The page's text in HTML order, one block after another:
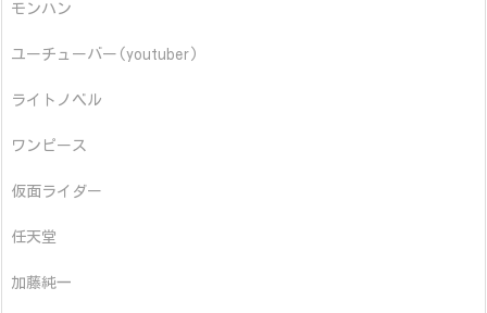
モンハン
ユーチューバー(youtuber)
ライトノベル
ワンピース
仮面ライダー
任天堂
加藤純一